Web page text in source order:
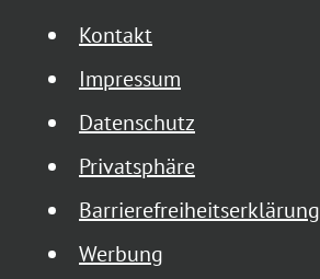
Kontakt
Impressum
Datenschutz
Privatsphäre
Barrierefreiheitserklärung
Werbung